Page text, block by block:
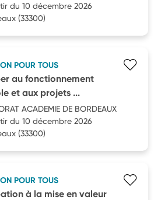
du 10 décembre 2026
(33300)
POUR TOUS
au fonctionnement
et aux projets ...
ACADEMIE DE BORDEAUX
du 10 décembre 2026
(33300)
POUR TOUS
à la mise en valeur